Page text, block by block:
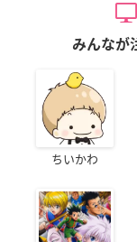
みんなが
ちいかわ